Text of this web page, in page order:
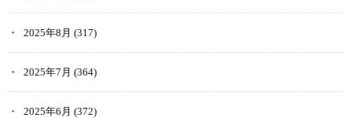
2025年8月 (317)
2025年7月 (364)
2025年6月 (372)